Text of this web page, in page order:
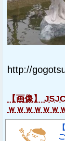
http://
【画像】
ｗｗｗｗｗｗ